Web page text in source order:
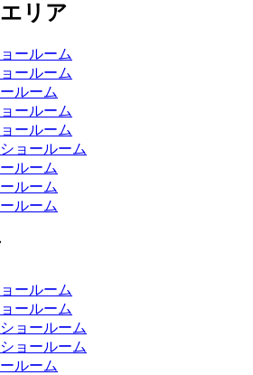
リア
ールーム
ールーム
ルーム
ールーム
ールーム
ョールーム
ルーム
ルーム
ルーム
ールーム
ールーム
ョールーム
ョールーム
ルーム